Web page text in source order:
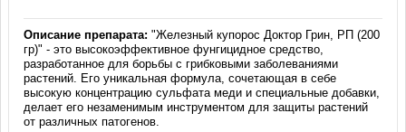
Описание препарата: "Железный купорос Доктор Грин, РП (200
гр)" - это высокоэффективное фунгицидное средство,
разработанное для борьбы с грибковыми заболеваниями
растений. Его уникальная формула, сочетающая в себе
высокую концентрацию сульфата меди и специальные добавки,
делает его незаменимым инструментом для защиты растений
от различных патогенов.